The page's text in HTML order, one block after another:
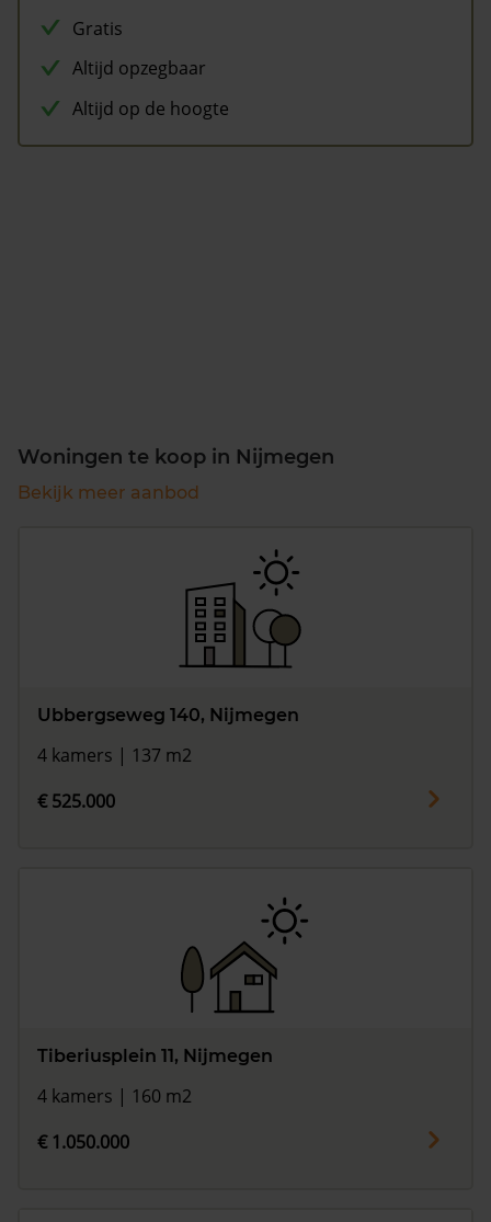
Gratis
Altijd opzegbaar
Altijd op de hoogte
Woningen te koop in Nijmegen
Bekijk meer aanbod
Ubbergseweg 140, Nijmegen
4 kamers | 137 m2
€ 525.000
Tiberiusplein 11, Nijmegen
4 kamers | 160 m2
€ 1.050.000